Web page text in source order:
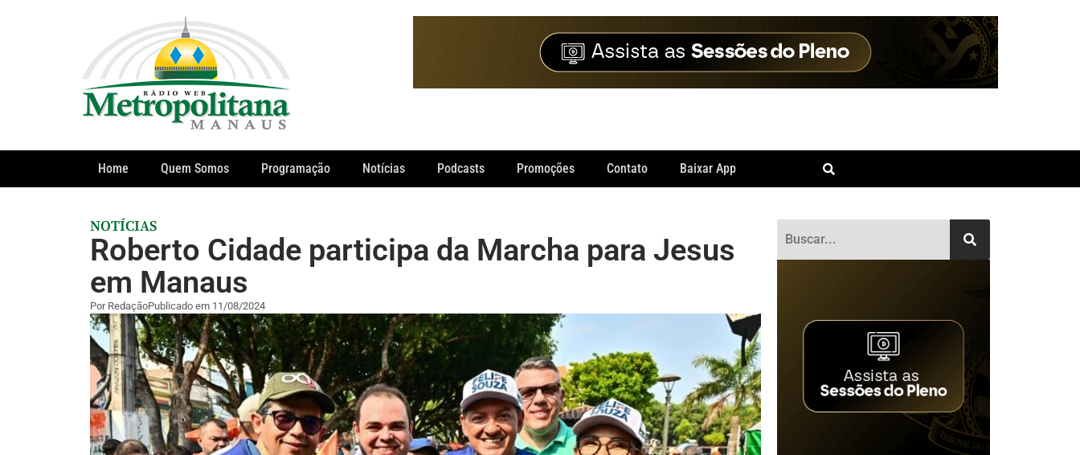
Home Quem Somos Programação Notícias Podcasts Promoções Contato Baixar App
NOTÍCIAS
Roberto Cidade participa da Marcha para Jesus
em Manaus
PorRedaçãoPublicado em 11/08/2024